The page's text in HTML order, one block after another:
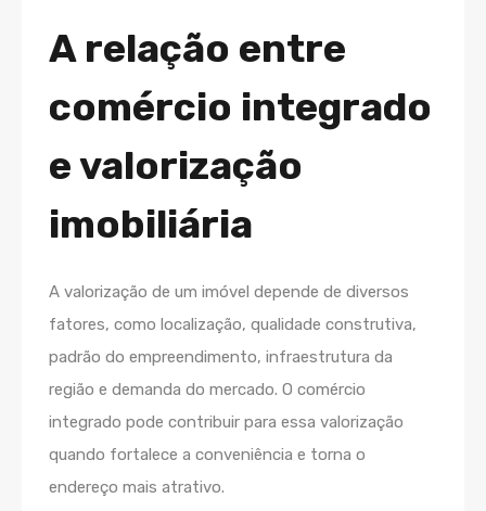
A relação entre
comércio integrado
e valorização
imobiliária
A valorização de um imóvel depende de diversos
fatores, como localização, qualidade construtiva,
padrão do empreendimento, infraestrutura da
região e demanda do mercado. O comércio
integrado pode contribuir para essa valorização
quando fortalece a conveniência e torna o
endereço mais atrativo.